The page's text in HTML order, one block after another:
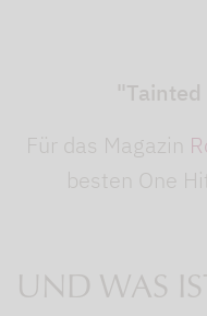
Für das Magazin
besten One
UND WAS